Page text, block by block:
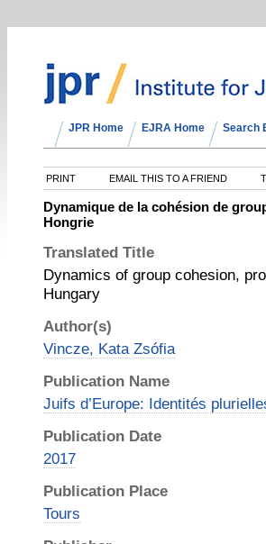
JPR Home EJRA Home Search
PRINT EMAIL THIS TO A FRIEND
Dynamique de la cohésion de
Hongrie
Translated Title
Dynamics of group cohesion,
Hungary
Author(s)
Vincze, Kata Zsófia
Publication Name
Juifs d’Europe: Identités
Publication Date
2017
Publication Place
Tours